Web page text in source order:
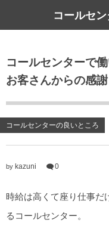
コールセ
コールセンターで
お客さんからの感謝
コールセンターの良いところ
by kazuni 0
時給は高くて座り仕事だ
るコールセンター。